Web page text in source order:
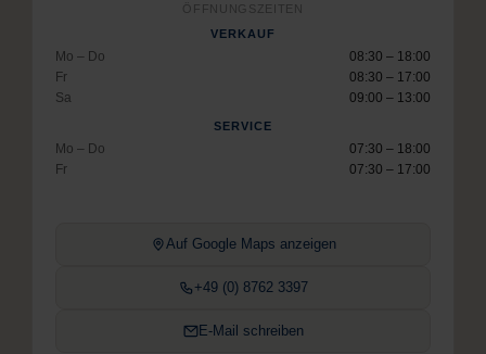
ÖFFNUNGSZEITEN
VERKAUF
Mo – Do
08:30 – 18:00
Fr
08:30 – 17:00
Sa
09:00 – 13:00
SERVICE
Mo – Do
07:30 – 18:00
Fr
07:30 – 17:00
Auf Google Maps anzeigen
+49 (0) 8762 3397
E-Mail schreiben